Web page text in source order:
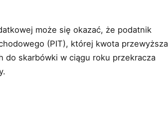
może się okazać, że podatnik
(PIT), której kwota przewyższa
do skarbówki w ciągu roku przekracza